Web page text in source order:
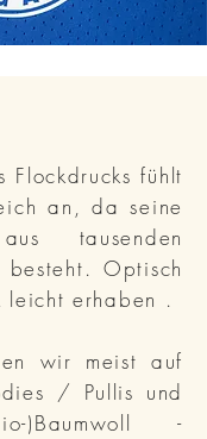
fühlt
an, da seine
tausenden
besteht. Optisch
leicht erhaben .
wir meist auf
/ Pullis und
)Baumwoll -